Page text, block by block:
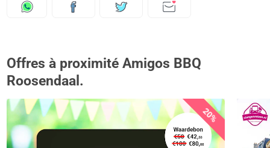
Offres à proximité Amigos BBQ
Roosendaal.
20%